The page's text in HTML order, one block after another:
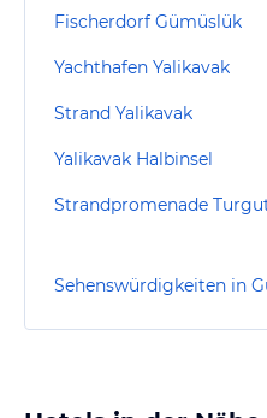
Fischerdorf Gümüslük
Yachthafen Yalikavak
Strand Yalikavak
Yalikavak Halbinsel
Strandpromenade
Sehenswürdigkeiten in